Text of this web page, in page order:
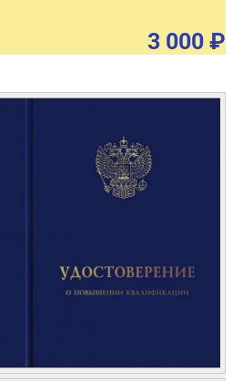
3 000 ₽